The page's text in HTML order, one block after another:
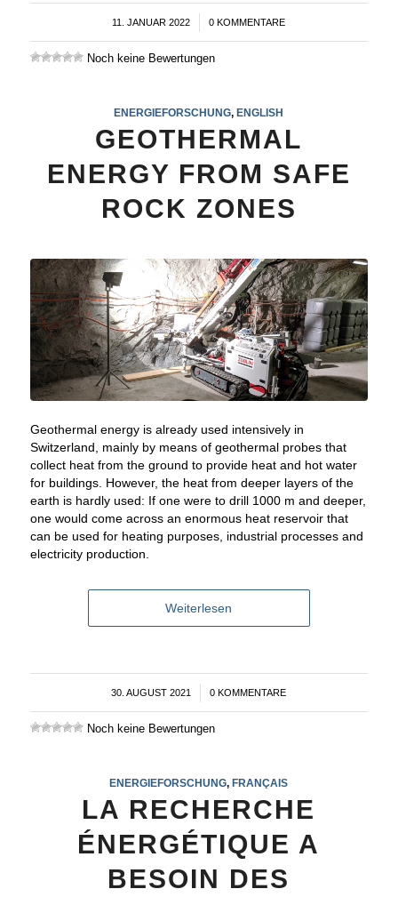
11. JANUAR 2022
/ 0 KOMMENTARE
Noch keine Bewertungen
ENERGIEFORSCHUNG,ENGLISH
GEOTHERMAL
ENERGY FROM SAFE
ROCK ZONES
Geothermal energy is already used intensively in
Switzerland, mainly by means of geothermal probes that
collect heat from the ground to provide heat and hot water
for buildings. However, the heat from deeper layers of the
earth is hardly used: If one were to drill 1000 m and deeper,
one would come across an enormous heat reservoir that
can be used for heating purposes, industrial processes and
electricity production.
Weiterlesen
30. AUGUST 2021
/ 0 KOMMENTARE
Noch keine Bewertungen
ENERGIEFORSCHUNG,FRANÇAIS
LA RECHERCHE
ÉNERGÉTIQUE A
BESOIN DES